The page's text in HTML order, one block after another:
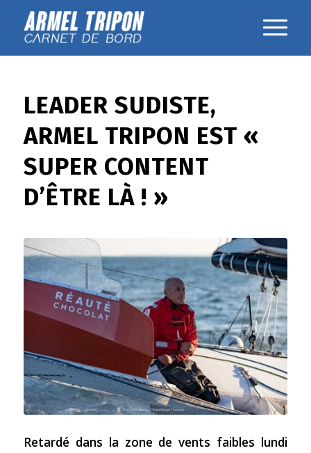
LEADER SUDISTE,
ARMEL TRIPON EST «
SUPER CONTENT
D’ÊTRE LÀ ! »
Retardé dans la zone de vents faibles lundi